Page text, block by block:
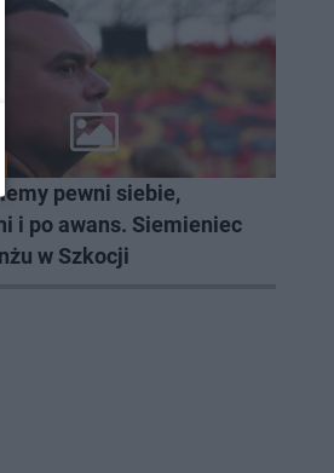
pewni siebie,
i po awans. Siemieniec
w Szkocji